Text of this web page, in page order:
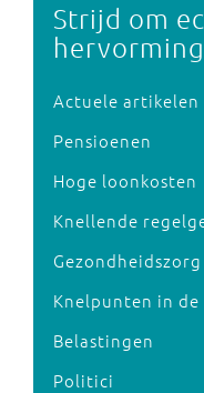
Strijd om
Actuele
Pensioenen
Hoge loonkosten
Knellende
Gezondheidszorg
Knelpunten in
Belastingen
Politici